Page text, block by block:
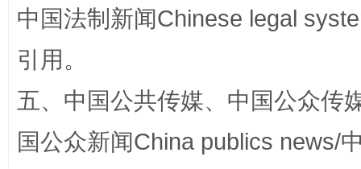
中国法制新闻Chinese legal
引用。
五、中国公共传媒、中国公众传
国公众新闻China publics news/